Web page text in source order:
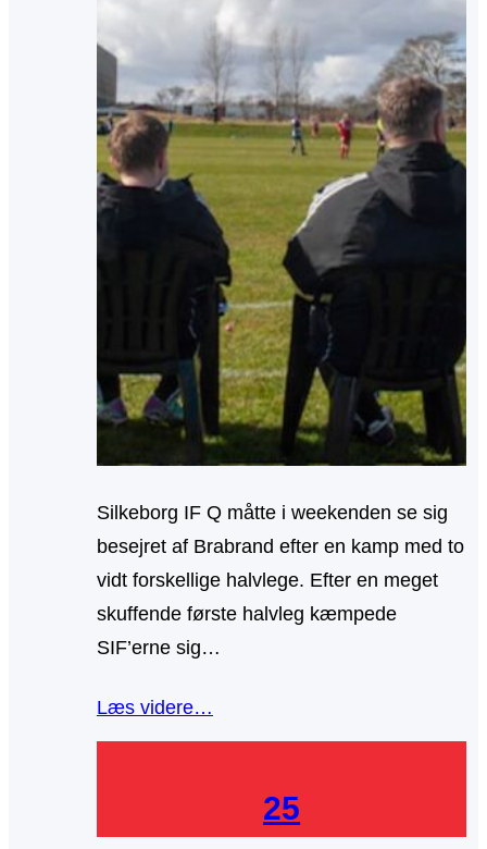
Silkeborg IF Q måtte i weekenden se sig
besejret af Brabrand efter en kamp med to
vidt forskellige halvlege. Efter en meget
skuffende første halvleg kæmpede
SIF’erne sig…
Læs videre…
25